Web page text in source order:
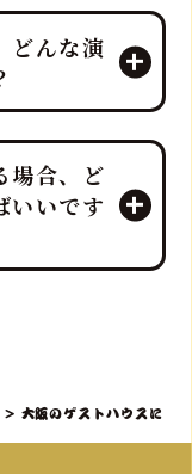
お任せくだ
フ様のお手
トに集中し
ト体制で臨
コンセプ
だけでな
対応させ
どんな演
・音響で
となり、
グロ解体シ
の食体
、会場の話
場合、ど
いいです
おります。
忘年会・
> 大阪のゲストハウスに